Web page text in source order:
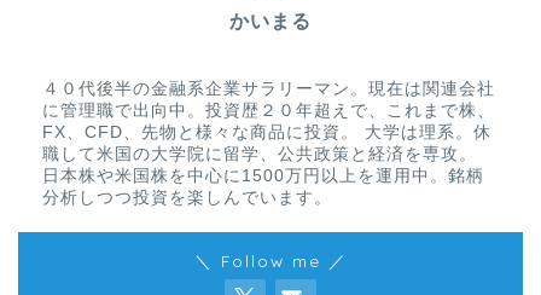
かいまる
４０代後半の金融系企業サラリーマン。現在は関連会社
に管理職で出向中。投資歴２０年超えで、これまで株、
FX、CFD、先物と様々な商品に投資。 大学は理系。休
職して米国の大学院に留学、公共政策と経済を専攻。
日本株や米国株を中心に1500万円以上を運用中。銘柄
分析しつつ投資を楽しんでいます。
＼ Follow me ／